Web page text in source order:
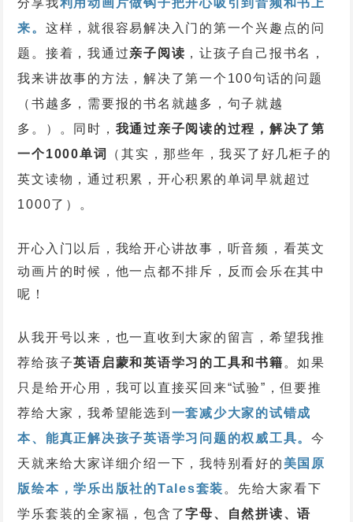
分享我利用动画片做钩子把开心吸引到音频和书上
来。 这样，就很容易解决入门的第一个兴趣点的问
题。接着，我通过亲子阅读 ，让孩子自己报书名，
我来讲故事的方法，解决了第一个100句话的问题
（书越多，需要报的书名就越多，句子就越
多。）。同时， 我通过亲子阅读的过程，解决了第
一个1000单词
（其实，那些年，我买了好几柜子的
英文读物，通过积累，开心积累的单词早就超过
1000了）。
开心入门以后，我给开心讲故事，听音频，看英文
动画片的时候，他一点都不排斥，反而会乐在其中
呢！
从我开号以来，也一直收到大家的留言，希望我推
荐给孩子英语启蒙和英语学习的工具和书籍。如果
只是给开心用，我可以直接买回来“试验”，但要推
荐给大家，我希望能选到 一套减少大家的试错成
本、能真正解决孩子英语学习问题的权威工具。今
天就来给大家详细介绍一下，我特别看好的 美国原
版绘本，学乐出版社的Tales套装。先给大家看下
学乐套装的全家福，包含了字母、自然拼读、语